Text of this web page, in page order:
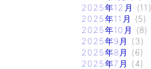
2025年12月
(11)
2025年11月
(5)
2025年10月
(8)
2025年9月
(3)
2025年8月
(6)
2025年7月
(4)